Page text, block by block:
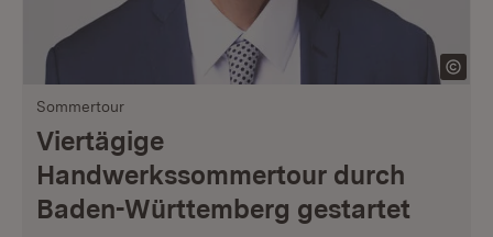
Sommertour
Viertägige
Handwerkssommertour durch
Baden-Württemberg gestartet